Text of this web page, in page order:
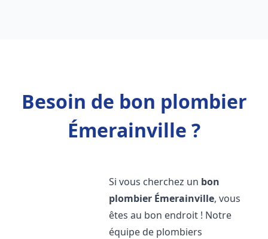
Besoin de bon plombier
Émerainville ?
Si vous cherchez un bon
plombier Émerainville, vous
êtes au bon endroit ! Notre
équipe de plombiers